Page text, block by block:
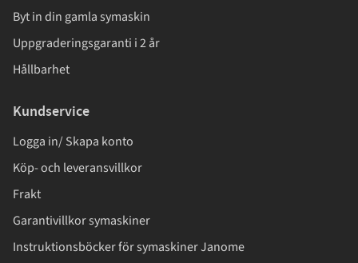
Byt in din gamla symaskin
Uppgraderingsgaranti i 2 år
Hållbarhet
Kundservice
Logga in/ Skapa konto
Köp- och leveransvillkor
Frakt
Garantivillkor symaskiner
Instruktionsböcker för symaskiner Janome